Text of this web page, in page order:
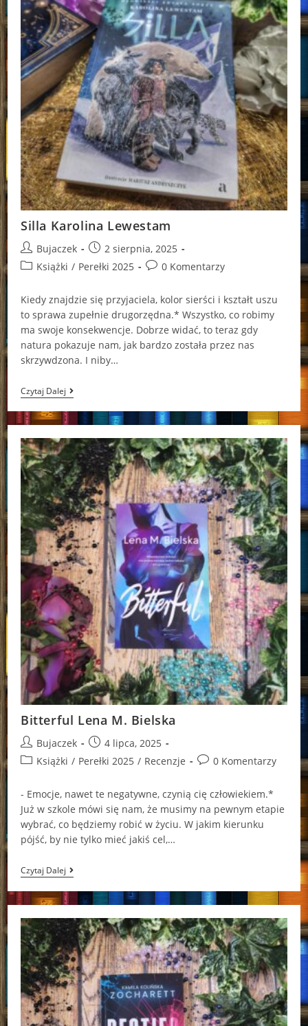
Silla Karolina Lewestam
Post
author:
Bujaczek
Post
published:
2 sierpnia, 2025
PostKsiążki / Perełki 2025
Post0 Komentarzy
Kiedy znajdzie się przyjaciela, kolor sierści i kształt uszu
to sprawa zupełnie drugorzędna.* Wszystko, co robimy
ma swoje konsekwencje. Dobrze widać, to teraz gdy
natura pokazuje nam, jak bardzo została przez nas
skrzywdzona. I niby…
Czytaj DalejSilla
Karolina
Lewestam
Bitterful Lena M. Bielska
Post
author:
Bujaczek
Post
published:
4 lipca, 2025
PostKsiążki / Perełki 2025 / Recenzje
Post0 Komentarzy
- Emocje, nawet te negatywne, czynią cię człowiekiem.*
Już w szkole mówi się nam, że musimy na pewnym etapie
wybrać, co będziemy robić w życiu. W jakim kierunku
pójść, by nie tylko mieć jakiś cel,…
Czytaj DalejBitterful
Lena
M.
Bielska